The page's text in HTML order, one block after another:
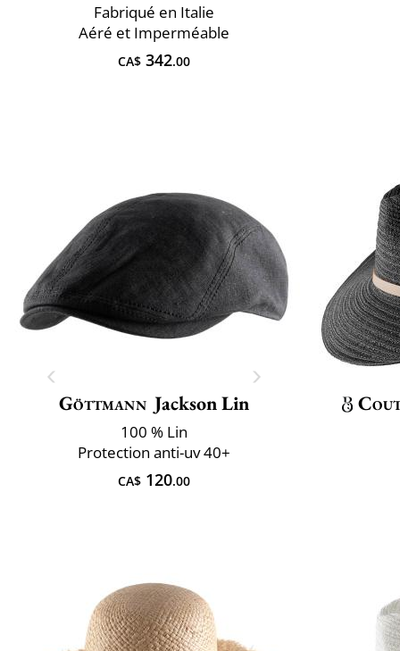
Fabriqué en Italie
Aéré et Imperméable
CA$ 342.00
Göttmann Jackson Lin
100 % Lin
Protection anti-uv 40+
CA$ 120.00